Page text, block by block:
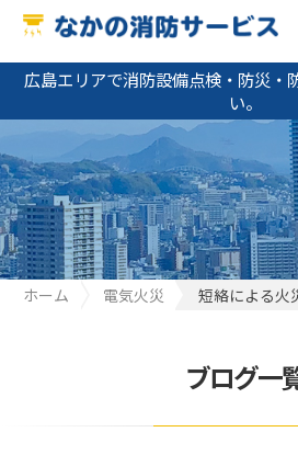
広島エリアで消防設備点検・防災・
い。
ホーム 電気火災 短絡による火
ブログ一